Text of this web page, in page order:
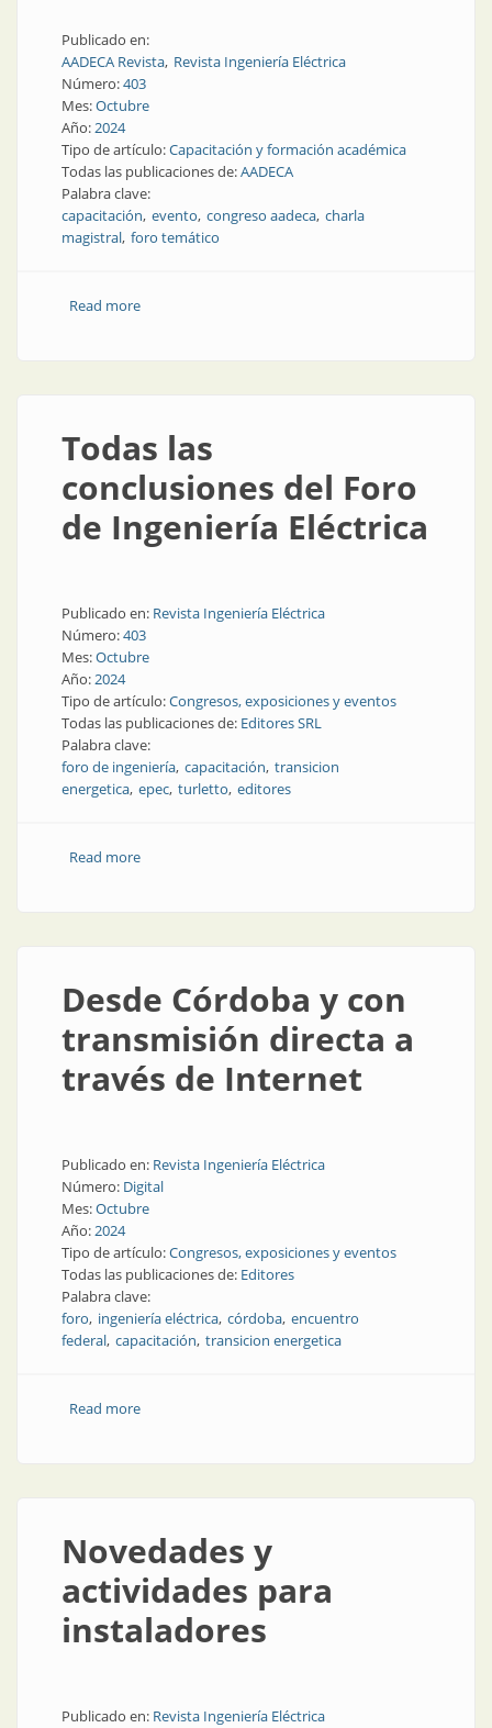
Publicado en:
AADECA Revista Revista Ingeniería Eléctrica
Número:403
Mes:Octubre
Año:2024
Tipo de artículo:Capacitación y formación académica
Todas las publicaciones de:AADECA
Palabra clave:
capacitación evento congreso aadeca charla
magistral foro temático
Read moreabout A mediados de noviembre, encuentro técnico-
Todas las
conclusiones del Foro
de Ingeniería Eléctrica
Publicado en: Revista Ingeniería Eléctrica
Número:403
Mes:Octubre
Año:2024
Tipo de artículo:Congresos, exposiciones y eventos
Todas las publicaciones de: Editores SRL
Palabra clave:
foro de ingeniería capacitación transicion
energetica epec turletto editores
Read moreabout Todas las conclusiones del Foro de Ingeniería
Desde Córdoba y con
transmisión directa a
través de Internet
Publicado en: Revista Ingeniería Eléctrica
Número: Digital
Mes:Octubre
Año:2024
Tipo de artículo:Congresos, exposiciones y eventos
Todas las publicaciones de: Editores
Palabra clave:
foro ingeniería eléctrica córdoba encuentro
federal capacitación transicion energetica
Read moreabout Desde Córdoba y con transmisión directa a
Novedades y
actividades para
instaladores
Publicado en: Revista Ingeniería Eléctrica